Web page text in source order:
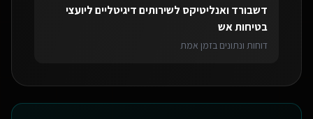
דשבורד ואנליטיקס לשירותים דיגיטליים ליועצי
בטיחות אש
דוחות ונתונים בזמן אמת